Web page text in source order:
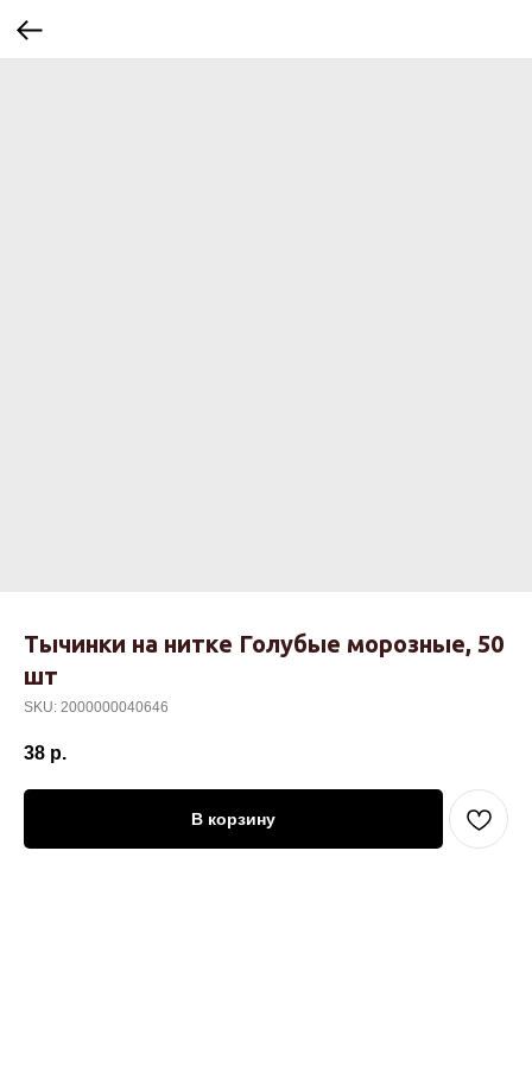
Тычинки на нитке Голубые морозные, 50
шт
SKU: 2000000040646
38 р.
В корзину